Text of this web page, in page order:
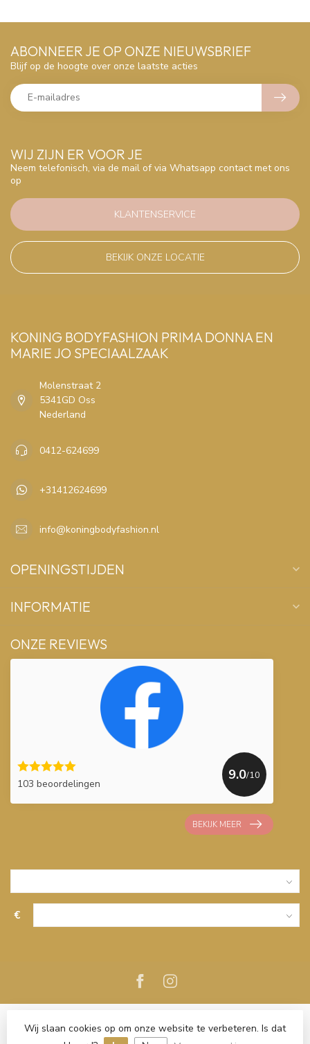
WIJ ZIJN ER VOOR JE
Neem telefonisch, via de mail of via Whatsapp contact met ons
op
KLANTENSERVICE
BEKIJK ONZE LOCATIE
ABONNEER JE OP ONZE NIEUWSBRIEF
Blijf op de hoogte over onze laatste acties
KONING BODYFASHION PRIMA DONNA EN
MARIE JO SPECIAALZAAK
Molenstraat 2
5341GD Oss
Nederland
0412-624699
+31412624699
info@koningbodyfashion.nl
OPENINGSTIJDEN
INFORMATIE
ONZE REVIEWS
103 beoordelingen
9.0/10
BEKIJK MEER
€
Wij slaan cookies op om onze website te verbeteren. Is dat